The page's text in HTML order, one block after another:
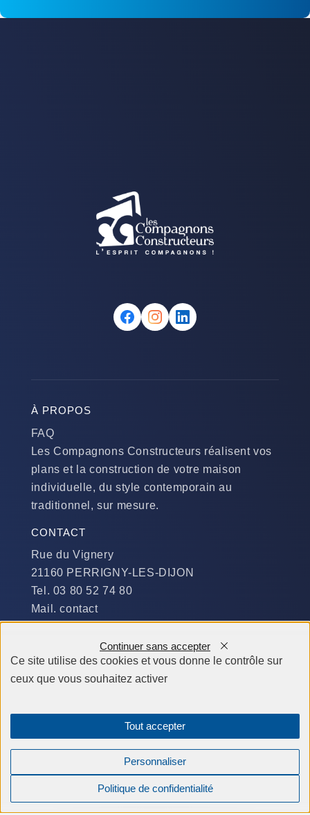
Réserver votre étude offerte
À PROPOS
FAQ
Les Compagnons Constructeurs réalisent vos
plans et la construction de votre maison
individuelle, du style contemporain au
traditionnel, sur mesure.
CONTACT
Rue du Vignery
21160 PERRIGNY-LES-DIJON
Tel. 03 80 52 74 80
Mail. contact
Du Lundi au Jeudi :
​de 9 h à 12 h et de 14 h à 19 h
de 9 h à 12 h et de 14 h à 18 h
Compagnons Constructeurs © tous droits réservés 2026 -
Création site internet Agence BWA
Ce site utilise des cookies et vous donne le contrôle sur
ceux que vous souhaitez activer
Tout accepter
Continuer sans accepter
Personnaliser
Politique de confidentialité